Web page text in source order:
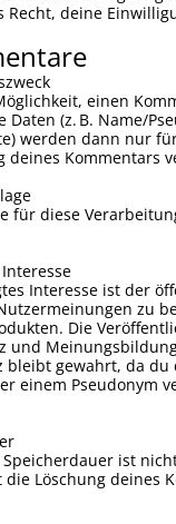
Recht, deine
einen
Daten (z. B. Name/
werden dann nur
deines Kommentars
für diese
Interesse ist der
zu
Die
und
bleibt gewahrt, da du
einem Pseudonym
ist
Löschung deines